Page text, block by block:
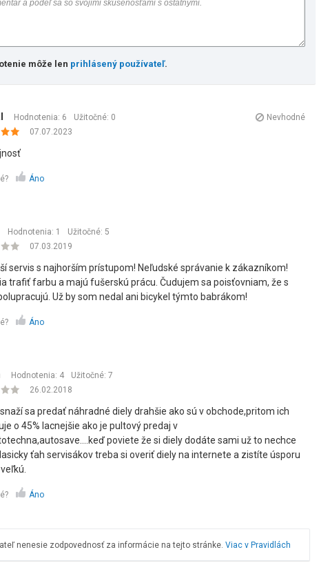
môže len prihlásený používateľ.
Hodnotenia: 6 Užitočné: 0
Nevhodné
07.07.2023
Áno
Hodnotenia: 1 Užitočné: 5
07.03.2019
servis s najhorším prístupom! Neľudské správanie k zákazníkom!
trafiť farbu a majú fušerskú prácu. Čudujem sa poisťovniam, že s
Už by som nedal ani bicykel týmto babrákom!
Áno
Hodnotenia: 4 Užitočné: 7
26.02.2018
sa predať náhradné diely drahšie ako sú v obchode,pritom ich
o 45% lacnejšie ako je pultový predaj v
poviete že si diely dodáte sami už to nechce
ťah servisákov treba si overiť diely na internete a zistíte úsporu
Áno
nenesie zodpovednosť za informácie na tejto stránke. Viac v Pravidlách